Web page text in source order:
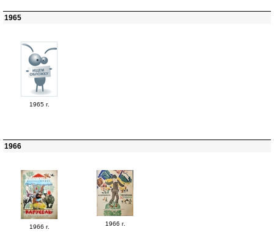
1965
1965 г.
1966
1966 г. 1966 г.